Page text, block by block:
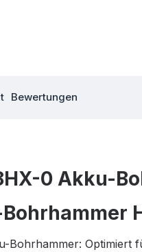
Bewertungen
0 Akku-
Bohrhammer: